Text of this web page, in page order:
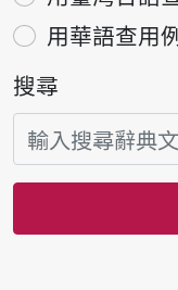
用華語查用
搜尋